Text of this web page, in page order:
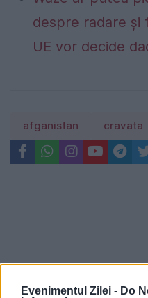
Evenimentul Zilei - Do
despre radare
UE vor decide
afganistan cravata